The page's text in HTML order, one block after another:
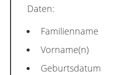
Daten:
Familienname
Vorname(n)
Geburtsdatum